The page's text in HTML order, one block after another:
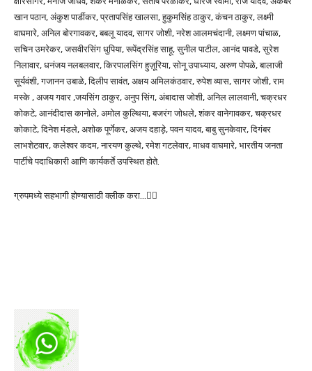
खान पठान, अंकुश पार्डीकर, प्रतापसिंह खालसा, हुकुमसिंह ठाकुर, कंचन ठाकुर, लक्ष्मी
वाघमारे, अनिल बोरगावकर, बबलू यादव, सागर जोशी, नरेश आलमचंदानी, लक्ष्मण पांचाळ,
सचिन उमरेकर, जसवीरसिंग धुपिया, रूपेंद्रसिंह साहू, सुनील पाटील, आनंद पावडे, सुरेश
निलावार, धनंजय नलबलवार, किरपालसिंग हुज़ूरिया, सोनू उपाध्याय, अरुण पोपळे, बालाजी
सूर्यवंशी, गजानन उबाळे, दिलीप सावंत, अक्षय अमिलकंठवार, रुपेश व्यास, सागर जोशी, राम
मस्के , अजय गवार ,जयसिंग ठाकुर, अनुप सिंग, अंबादास जोशी, अनिल लालवानी, चक्रधर
कोकटे, आनंदीदास कानोले, अमोल कुल्थिया, बजरंग जोधले, शंकर वानेगावकर, चक्रधर
कोकाटे, दिनेश मंडले, अशोक पूर्णेकर, अजय दहाड़े, पवन यादव, बाबु सुनकेवार, दिगंबर
लाभशेटवार, कलेश्वर कदम, नारयण कुल्थे, रमेश गटलेवार, माधव वाघमारे, भारतीय जनता
पार्टीचे पदाधिकारी आणि कार्यकर्ते उपस्थित होते.
ग्रुपमध्ये सहभागी होण्यासाठी क्लीक करा…👆🏻